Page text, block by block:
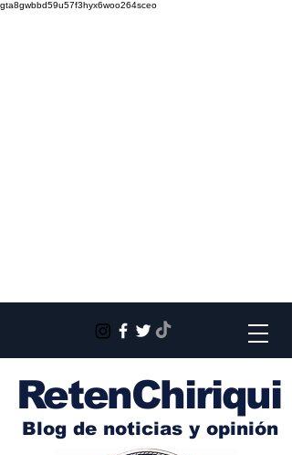
gta8gwbbd59u57f3hyx6woo264sceo
RetenChiriqui
Blog de noticias y opinión